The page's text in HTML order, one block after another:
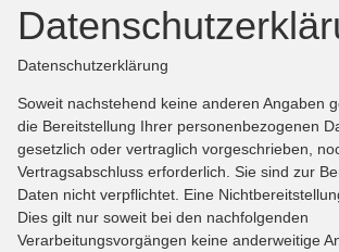
Datenschutzerklärung
Soweit nachstehend keine anderen Angaben
die Bereitstellung Ihrer personenbezogenen
gesetzlich oder vertraglich vorgeschrieben,
Vertragsabschluss erforderlich. Sie sind zur
Daten nicht verpflichtet. Eine
Dies gilt nur soweit bei den nachfolgenden
Verarbeitungsvorgängen keine anderweitige